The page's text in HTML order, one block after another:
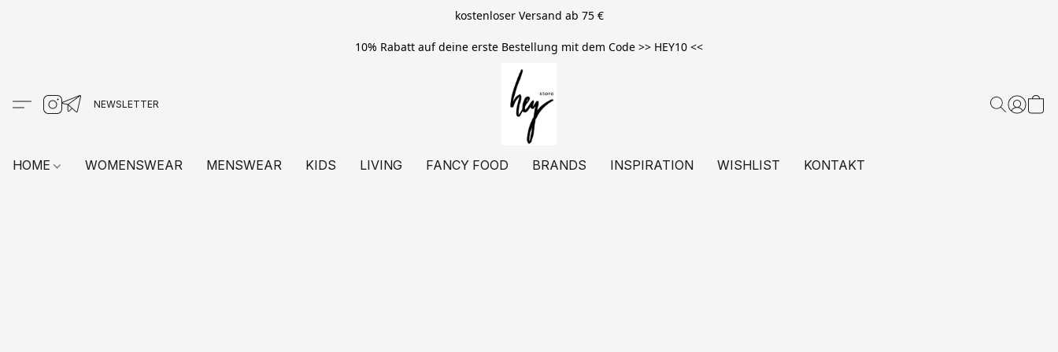
kostenloser Versand ab 75 €
10% Rabatt auf deine erste Bestellung mit dem Code >> HEY10 <<
HOME WOMENSWEAR MENSWEAR KIDS LIVING FANCY FOOD BRANDS INSPIRATION WISHLIST KONTAKT